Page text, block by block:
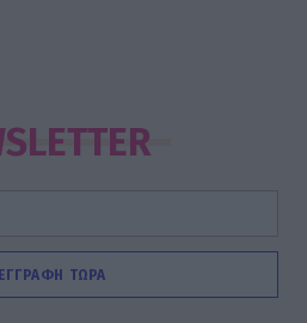
ΕΓΓΡΑΦΗ ΤΩΡΑ